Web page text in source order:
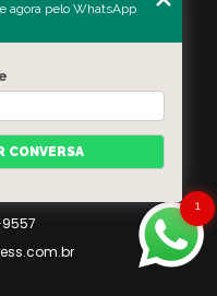
Janeiro
1
agora pelo WhatsApp
CONVERSA